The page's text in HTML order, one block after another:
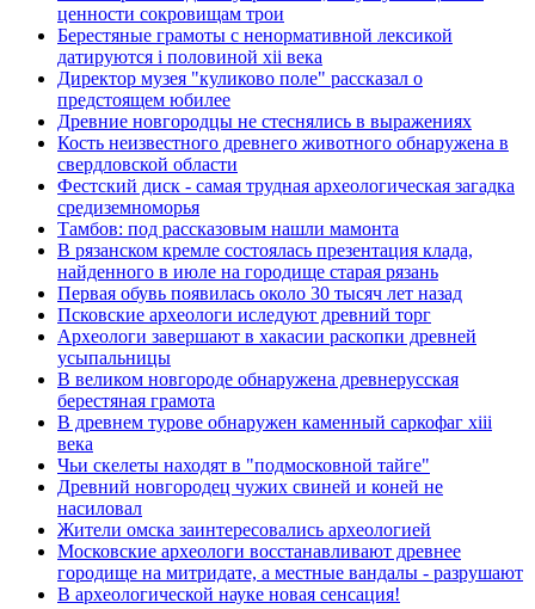
ценности сокровищам трои
Берестяные грамоты с ненормативной лексикой
датируются i половиной xii века
Директор музея "куликово поле" рассказал о
предстоящем юбилее
Древние новгородцы не стеснялись в выражениях
Кость неизвестного древнего животного обнаружена в
свердловской области
Фестский диск - самая трудная археологическая загадка
средиземноморья
Тамбов: под рассказовым нашли мамонта
В рязанском кремле состоялась презентация клада,
найденного в июле на городище старая рязань
Первая обувь появилась около 30 тысяч лет назад
Псковские археологи иследуют древний торг
Археологи завершают в хакасии раскопки древней
усыпальницы
В великом новгороде обнаружена древнерусская
берестяная грамота
В древнем турове обнаружен каменный саркофаг xiii
века
Чьи скелеты находят в "подмосковной тайге"
Древний новгородец чужих свиней и коней не
насиловал
Жители омска заинтересовались археологией
Московские археологи восстанавливают древнее
городище на митридате, а местные вандалы - разрушают
В археологической науке новая сенсация!